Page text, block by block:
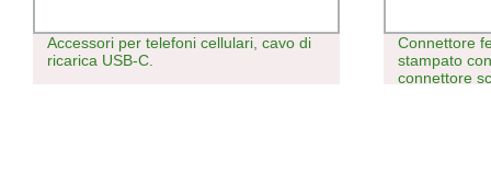
Accessori per telefoni cellulari, cavo di
ricarica USB-C.
Connettore
stampato
connettore